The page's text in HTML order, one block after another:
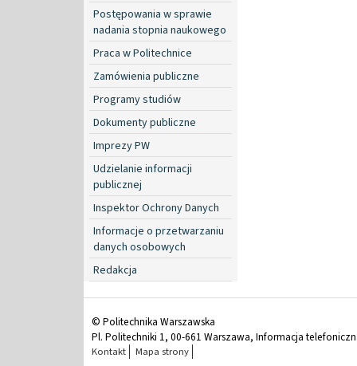
Postępowania w sprawie
nadania stopnia naukowego
Praca w Politechnice
Zamówienia publiczne
Programy studiów
Dokumenty publiczne
Imprezy PW
Udzielanie informacji
publicznej
Inspektor Ochrony Danych
Informacje o przetwarzaniu
danych osobowych
Redakcja
© Politechnika Warszawska
Pl. Politechniki 1, 00-661 Warszawa, Informacja
Kontakt Mapa strony